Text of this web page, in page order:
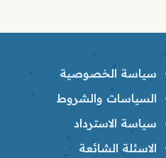
سياسة الخصوصية
السياسات والشروط
سياسة الاسترداد
الاسئلة الشائعة